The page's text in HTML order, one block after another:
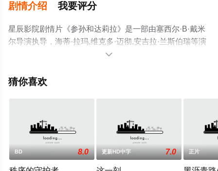
剧情介绍 我要评分
星辰影院剧情片《参孙和达莉拉》是一部由塞西尔·B·戴米
尔导演执导，海蒂·拉玛,维克多·迈彻,安吉拉·兰斯伯瑞等演
员精彩演绎的美国电影，大结局剧情已揭晓（1-1全集），
更多相关信息可移步至豆瓣电影、电视猫或剧情网等平台

猜你喜欢
BD 8.0 更新HD中字 7.0 正片